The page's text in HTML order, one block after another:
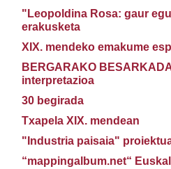
"Leopoldina Rosa: gaur
erakusketa
XIX. mendeko emakume
BERGARAKO
interpretazioa
30 begirada
Txapela XIX. mendean
"Industria paisaia"
“mappingalbum.net“